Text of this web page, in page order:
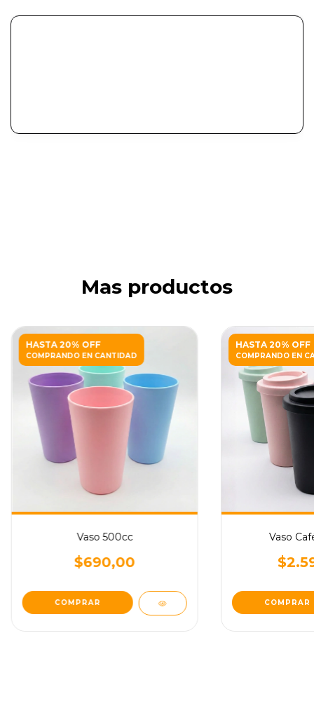
Mas productos
HASTA 20% OFF
COMPRANDO EN CANTIDAD
Vaso 500cc
$690,00
COMPRAR
HASTA 20% OFF
COMPRANDO EN
Vaso
COMPRAR